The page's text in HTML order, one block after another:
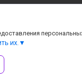
их.